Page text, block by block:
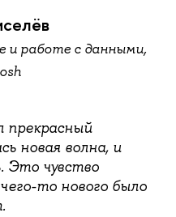
и работе с данными,
прекрасный
новая волна, и
Это чувство
то нового было